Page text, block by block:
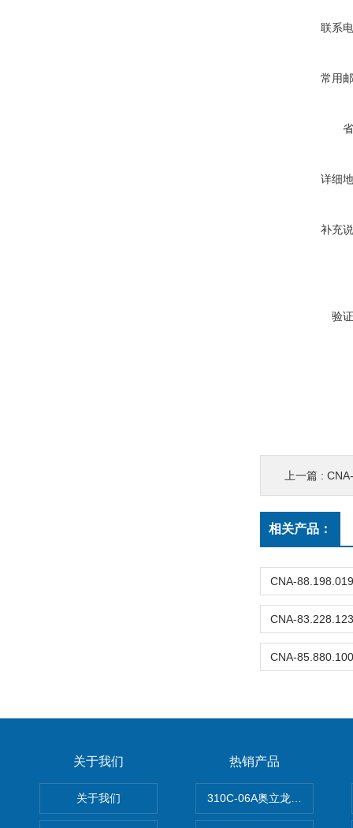
联系
常用
详细
补充
验
上一篇 :
相关产品：
关于我们
关于我们
热销产品
310C-06A奥立龙实验室台式